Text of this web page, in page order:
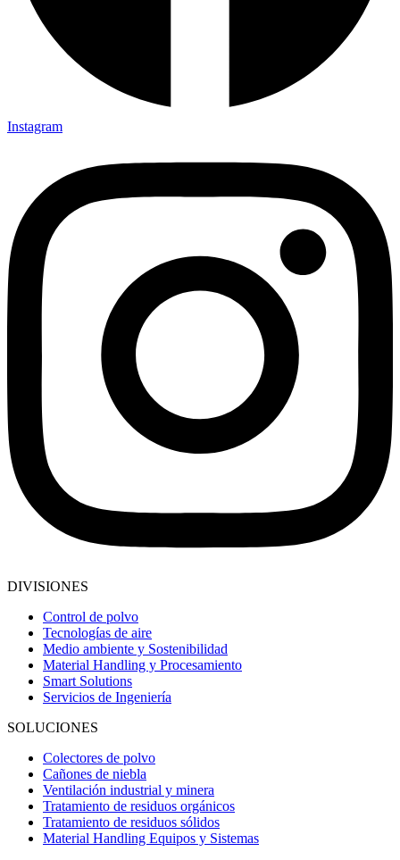
Instagram
DIVISIONES
Control de polvo
Tecnologías de aire
Medio ambiente y Sostenibilidad
Material Handling y Procesamiento
Smart Solutions
Servicios de Ingeniería
SOLUCIONES
Colectores de polvo
Cañones de niebla
Ventilación industrial y minera
Tratamiento de residuos orgánicos
Tratamiento de residuos sólidos
Material Handling Equipos y Sistemas